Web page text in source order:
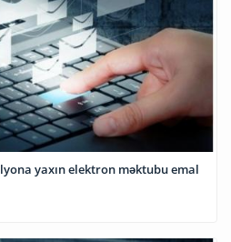
yaxın elektron məktubu emal